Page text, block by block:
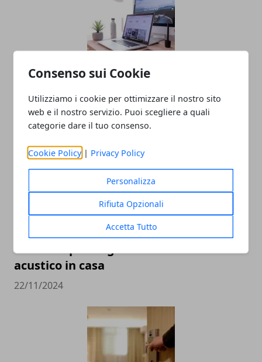
Consenso sui Cookie
Utilizziamo i cookie per ottimizzare il nostro sito
web e il nostro servizio. Puoi scegliere a quali
categorie dare il tuo consenso.
Cookie Policy | Privacy Policy
Personalizza
Rifiuta Opzionali
Accetta Tutto
trasforma la tua presenza digitale
24/06/2025
Soluzioni per migliorare l’isolamento
acustico in casa
22/11/2024